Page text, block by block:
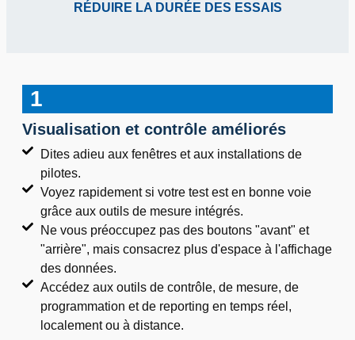
RÉDUIRE LA DURÉE DES ESSAIS
1
Visualisation et contrôle améliorés
Dites adieu aux fenêtres et aux installations de
pilotes.
Voyez rapidement si votre test est en bonne voie
grâce aux outils de mesure intégrés.
Ne vous préoccupez pas des boutons "avant" et
"arrière", mais consacrez plus d'espace à l'affichage
des données.
Accédez aux outils de contrôle, de mesure, de
programmation et de reporting en temps réel,
localement ou à distance.